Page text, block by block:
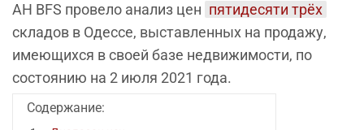
АН BFS провело анализ цен пятидесяти трёх
складов в Одессе, выставленных на продажу,
имеющихся в своей базе недвижимости, по
состоянию на 2 июля 2021 года.
Содержание: